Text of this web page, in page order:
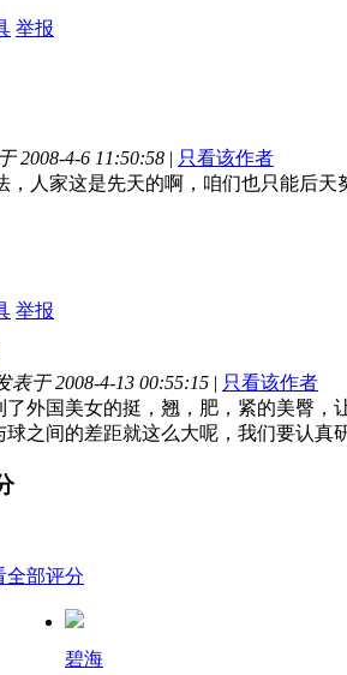
举报
2008-4-6 11:50:58 | 只看该作者
，人家这是先天的啊，咱们也只能后天
举报
表于 2008-4-13 00:55:15 | 只看该作者
了外国美女的挺，翘，肥，紧的美臀，
球之间的差距就这么大呢，我们要认真
全部评分
碧海